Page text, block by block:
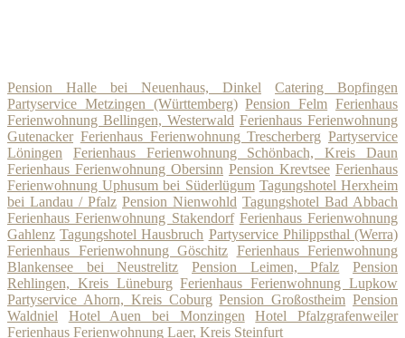
Pension Halle bei Neuenhaus, Dinkel
Catering Bopfingen
Partyservice Metzingen (Württemberg) Pension Felm Ferienhaus
Ferienwohnung Bellingen, Westerwald Ferienhaus Ferienwohnung
Gutenacker Ferienhaus Ferienwohnung Trescherberg Partyservice
Löningen
Ferienhaus Ferienwohnung Schönbach, Kreis Daun
Ferienhaus Ferienwohnung Obersinn Pension Krevtsee Ferienhaus
Ferienwohnung Uphusum bei Süderlügum Tagungshotel Herxheim
bei Landau / Pfalz Pension Nienwohld Tagungshotel Bad Abbach
Ferienhaus Ferienwohnung Stakendorf Ferienhaus Ferienwohnung
Gahlenz Tagungshotel Hausbruch Partyservice Philippsthal (Werra)
Ferienhaus Ferienwohnung Göschitz Ferienhaus Ferienwohnung
Blankensee bei Neustrelitz
Pension Leimen, Pfalz
Pension
Rehlingen, Kreis Lüneburg Ferienhaus Ferienwohnung Lupkow
Partyservice Ahorn, Kreis Coburg Pension Großostheim Pension
Waldniel
Hotel Auen bei Monzingen
Hotel Pfalzgrafenweiler
Ferienhaus Ferienwohnung Laer, Kreis Steinfurt